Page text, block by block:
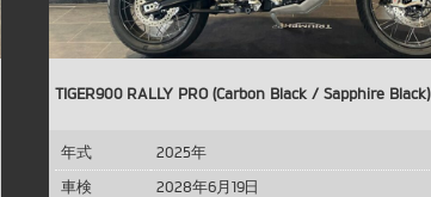
TIGER900 RALLY PRO (Carbon Black / Sapphire Black)
年式
2025年
車検
2028年6月19日